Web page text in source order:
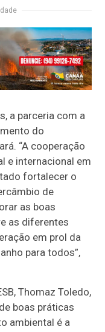
a parceria com a
do
“A cooperação
e internacional em
fortalecer o
de
as boas
as diferentes
em prol da
para todos”,
Thomaz Toledo,
boas práticas
ambiental é a